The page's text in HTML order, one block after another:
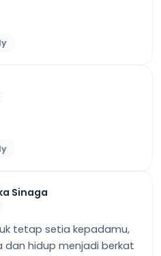
Sinaga
tetap setia kepadamu,
dan hidup menjadi berkat